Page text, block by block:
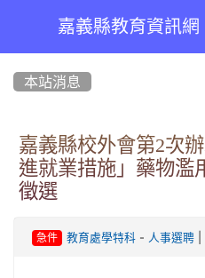
嘉義縣教育資訊網
本站消息
嘉義縣校外會第2次
進就業措施」藥物濫
徵選
急件 教育處學特科- 人事選聘|